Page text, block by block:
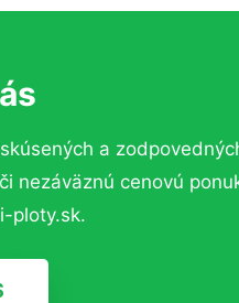
a
nezáväznú cenovú
ploty.sk.